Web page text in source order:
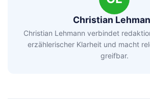
Christian
Christian Lehmann verbindet
erzählerischer Klarheit und macht
greifbar.